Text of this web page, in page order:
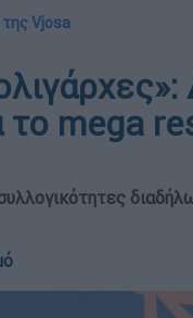
Vjosa
το mega